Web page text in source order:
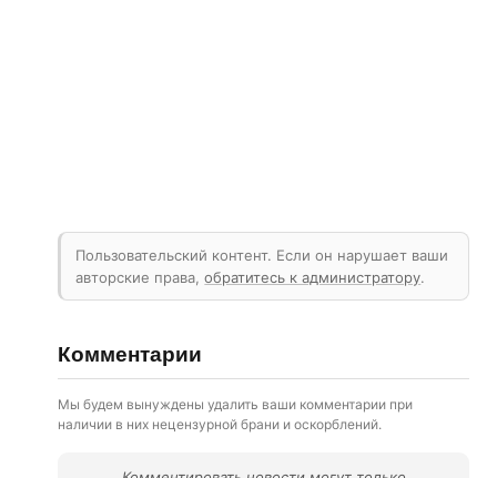
Пользовательский контент. Если он нарушает ваши
авторские права,обратитесь к администратору.
Комментарии
Мы будем вынуждены удалить ваши комментарии при
наличии в них нецензурной брани и оскорблений.